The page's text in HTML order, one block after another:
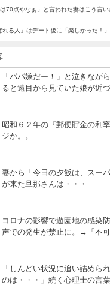
70点やなぁ」と言われた妻はこう言い
れる人」はデート後に「楽しかった！
「パパ嫌だー！」と泣きなが
ると遠目から見ていた娘が近
昭和６２年の『郵便貯金の利
ジか。。
妻から「今日の夕飯は、スー
が来た旦那さんは・・・
コロナの影響で遊園地の感染
声での発生が禁止に。→「不可
「しんどい状況に追い詰めら
のは・・・」続く心理士の言